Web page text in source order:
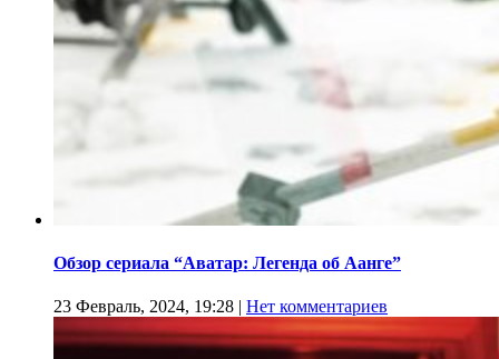
Обзор сериала “Аватар: Легенда об Аанге”
23 Февраль, 2024, 19:28 | Нет комментариев